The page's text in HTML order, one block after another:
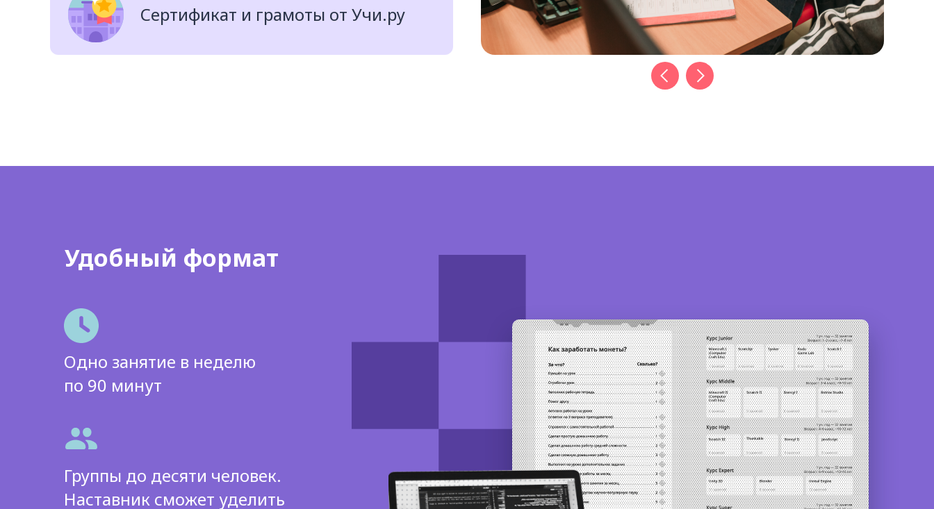
Сертификат и грамоты от Учи.ру
Группы до десяти человек.
Наставник сможет уделить
Одно занятие в неделю
по 90 минут
Удобный формат